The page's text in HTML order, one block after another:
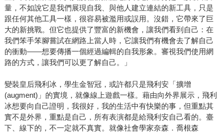
量，不如說它是我們展現自我、與他人建立連結的新工具，只是
跟任何其他工具一樣，很容易被濫用或誤用。沒錯，它帶來了巨
大的新挑戰。但它也提供了豐富的新機會，讓我們看到自己：在
我們笨手笨腳嘗試在網路上當人時，它讓我們有機會去了解自己
的衝動——想要傳播一個經過編輯的自我形象。審視我們使用網
路的方式，讓我們可以更了解自己。」
變裝皇后飛利冰，學生金智冠，或許都只是飛利安「擴增
(augment)」的實境，就像線上遊戲一樣。藉由向外界展示，飛利
冰想要向自己證明，我很好，我的生活中有快樂的事，但重點其
實不是外界，重點是自己，所有表演都是給飛利安自己看的。臺
下、線下的，不一定就不真實。就像社會學家奈森．喬根森